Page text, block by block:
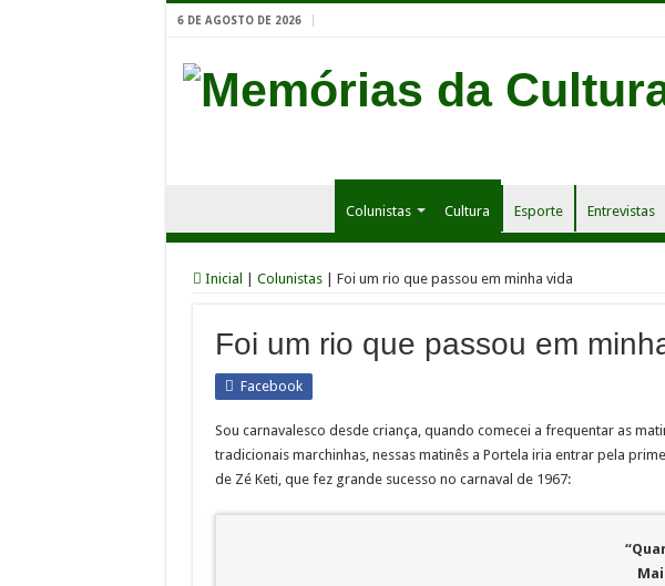
6 DE AGOSTO DE 2026
Colunistas Cultura Esporte Entrevistas
Inicial Colunistas Foi um rio que passou em minha vida
Foi um rio que passou em
Facebook
Sou carnavalesco desde criança, quando comecei a frequentar as
tradicionais marchinhas, nessas matinês a Portela iria entrar pela
de Zé Keti, que fez grande sucesso no carnaval de 1967: